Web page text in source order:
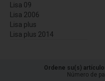
Lisa 09
Lisa 2006
Lisa plus
Lisa plus 2014
Ordene su(s)
Número de